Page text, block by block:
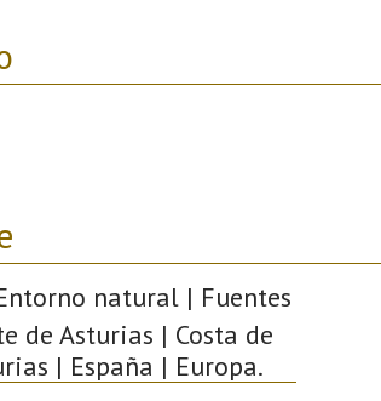
natural | Fuentes
de Asturias | Costa de
| España | Europa.